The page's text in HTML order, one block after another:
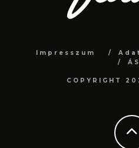
Impresszum
COPYRIGHT